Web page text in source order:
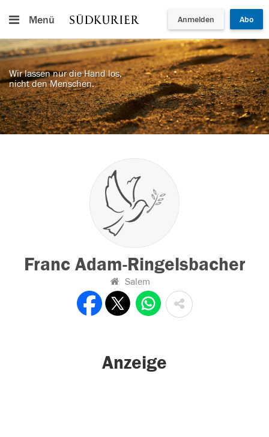
Menü Anmelden Abo
Wir lassen nur die Hand los,
nicht den Menschen.
Franc Adam-Ringelsbacher
Salem
Anzeige